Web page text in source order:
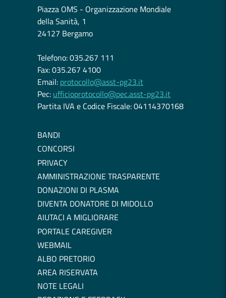
Piazza OMS - Organizzazione Mondiale
della Sanità, 1
24127 Bergamo
Telefono: 035.267 111
Fax: 035.267 4100
Email: protocollo@asst-pg23.it
Pec: ufficioprotocollo@pec.asst-pg23.it
Partita IVA e Codice Fiscale: 04114370168
BANDI
CONCORSI
PRIVACY
AMMINISTRAZIONE TRASPARENTE
DONAZIONI DI PLASMA
DIVENTA DONATORE DI MIDOLLO
AIUTACI A MIGLIORARE
PORTALE CAREGIVER
WEBMAIL
ALBO PRETORIO
AREA RISERVATA
NOTE LEGALI